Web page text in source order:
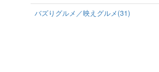
バズりグルメ／映えグルメ(31)